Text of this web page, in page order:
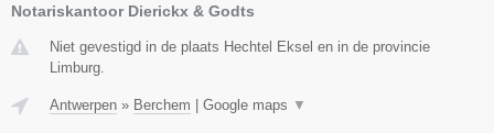
Notariskantoor Dierickx & Godts
Niet gevestigd in de plaats Hechtel Eksel en in de provincie
Limburg.
Antwerpen » Berchem Google maps ▼